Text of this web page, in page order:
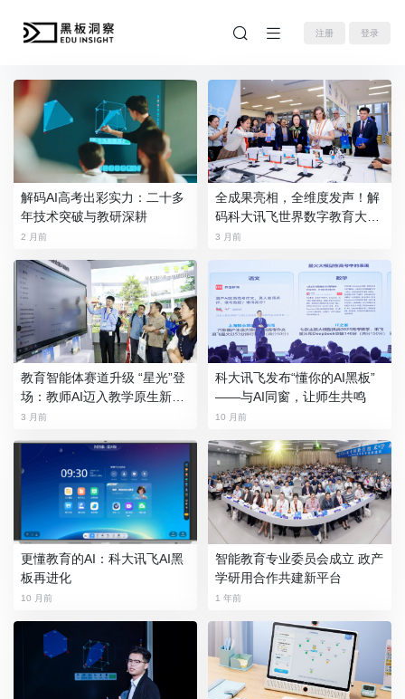
注册 登录
解码AI高考出彩实力：二十多
年技术突破与教研深耕
2 月前
全成果亮相，全维度发声！解
码科大讯飞世界数字教育大会
答卷
3 月前
教育智能体赛道升级 “星光”登
场：教师AI迈入教学原生新阶
段
3 月前
科大讯飞发布“懂你的AI黑板”
——与AI同窗，让师生共鸣
10 月前
更懂教育的AI：科大讯飞AI黑
板再进化
10 月前
智能教育专业委员会成立 政产
学研用合作共建新平台
1 年前